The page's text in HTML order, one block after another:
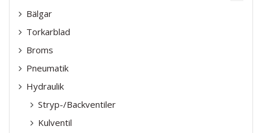
Bälgar
Torkarblad
Broms
Pneumatik
Hydraulik
Stryp-/Backventiler
Kulventil